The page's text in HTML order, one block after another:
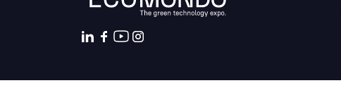
Innovation District
Scopri Rimini